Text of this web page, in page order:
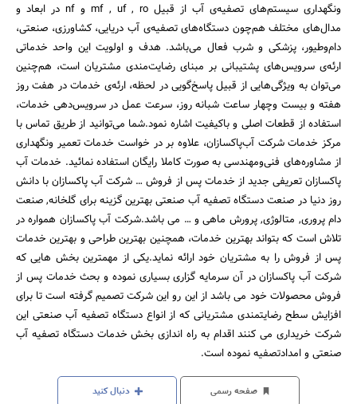
ونگهداری سیستم‌های تصفیه‌ی آب از قبیل mf , uf , ro و nf در ابعاد و
مدال‌های مختلف هم‌چون دستگاه‌های تصفیه‌ی آب دریایی، کشاورزی، صنعتی،
دام‌وطیور، پزشکی و شرب فعال می‌باشد. هدف و اولویت این واحد خدماتی
ارئه‌ی سرویس‌های پشتیبانی بر مبنای رضایت‌مندی مشتریان است، هم‌چنین
می‌توان به ویژگی‌هایی از قبیل پاسخ‌گویی در لحظه، ارئه‌ی خدمات در هفت روز
هفته و بیست وچهار ساعت شبانه روز، سرعت عمل در سرویس‌دهی خدمات،
استفاده از قطعات اصلی و باکیفیت اشاره نمود.شما می‌توانید از طریق تماس با
مرکز خدمات شرکت آب‌پاکسازان، علاوه بر در خواست خدمات تعمیر ونگهداری
از مشاوره‌های فنی‌ومهندسی به صورت کاملا رایگان استفاده نمائید. خدمات آب
پاکسازان تعریفی جدید از خدمات پس از فروش … شرکت آب پاکسازان با دانش
روز دنیا در صنعت دستگاه تصفیه آب صنعتی بهترین گزینه برای گلخانه, صنعت
دام پروری, متالوژی, پرورش ماهی و … می باشد.شرکت آب پاکسازان همواره در
تلاش است که بتواند بهترین خدمات، همچنین بهترین طراحی و بهترین خدمات
پس از فروش را به مشتریان خود ارائه نماید.یکی از مهمترین بخش هایی که
شرکت آب پاکسازان در آن سرمایه گزاری بسیاری نموده و بحث خدمات پس از
فروش محصولات خود می باشد از این رو این شرکت تصمیم گرفته است تا برای
افزایش سطح رضایتمندی مشتریانی که از انواع دستگاه تصفیه آب صنعتی این
شرکت خریداری می کنند اقدام به راه اندازی بخش خدمات دستگاه تصفیه آب
صنعتی و امدادتصفیه نموده است.
صفحه رسمی دنبال کنید